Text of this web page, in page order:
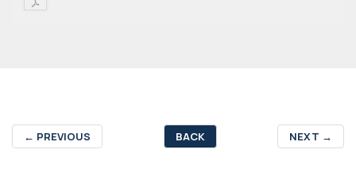
← PREVIOUS BACK NEXT →